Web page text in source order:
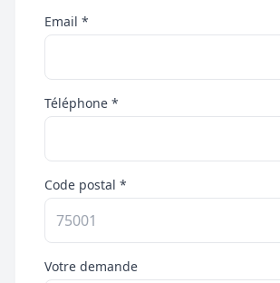
Email *
Téléphone *
Code postal *
Votre demande